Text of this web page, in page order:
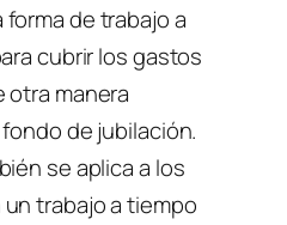
de trabajo a
cubrir los gastos
manera
de jubilación.
se aplica a los
trabajo a tiempo